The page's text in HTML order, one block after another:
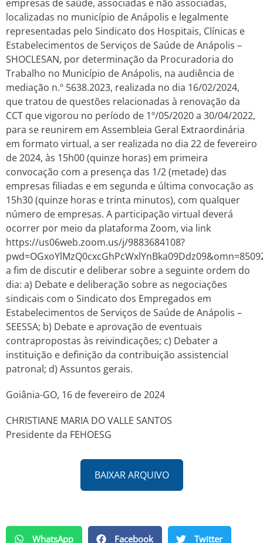
empresas de saúde, associadas e não associadas,
localizadas no município de Anápolis e legalmente
representadas pelo Sindicato dos Hospitais, Clínicas e
Estabelecimentos de Serviços de Saúde de Anápolis –
SHOCLESAN, por determinação da Procuradoria do
Trabalho no Município de Anápolis, na audiência de
mediação n.º 5638.2023, realizada no dia 16/02/2024,
que tratou de questões relacionadas à renovação da
CCT que vigorou no período de 1º/05/2020 a 30/04/2022,
para se reunirem em Assembleia Geral Extraordinária
em formato virtual, a ser realizada no dia 22 de fevereiro
de 2024, às 15h00 (quinze horas) em primeira
convocação com a presença das 1/2 (metade) das
empresas filiadas e em segunda e última convocação as
15h30 (quinze horas e trinta minutos), com qualquer
número de empresas. A participação virtual deverá
ocorrer por meio da plataforma Zoom, via link
https://us06web.zoom.us/j/9883684108?
a fim de discutir e deliberar sobre a seguinte ordem do
dia: a) Debate e deliberação sobre as negociações
sindicais com o Sindicato dos Empregados em
Estabelecimentos de Serviços de Saúde de Anápolis –
SEESSA; b) Debate e aprovação de eventuais
contrapropostas às reivindicações; c) Debater a
instituição e definição da contribuição assistencial
patronal; d) Assuntos gerais.
Goiânia-GO, 16 de fevereiro de 2024
CHRISTIANE MARIA DO VALLE SANTOS
Presidente da FEHOESG
BAIXAR ARQUIVO
WhatsApp Facebook Twitter